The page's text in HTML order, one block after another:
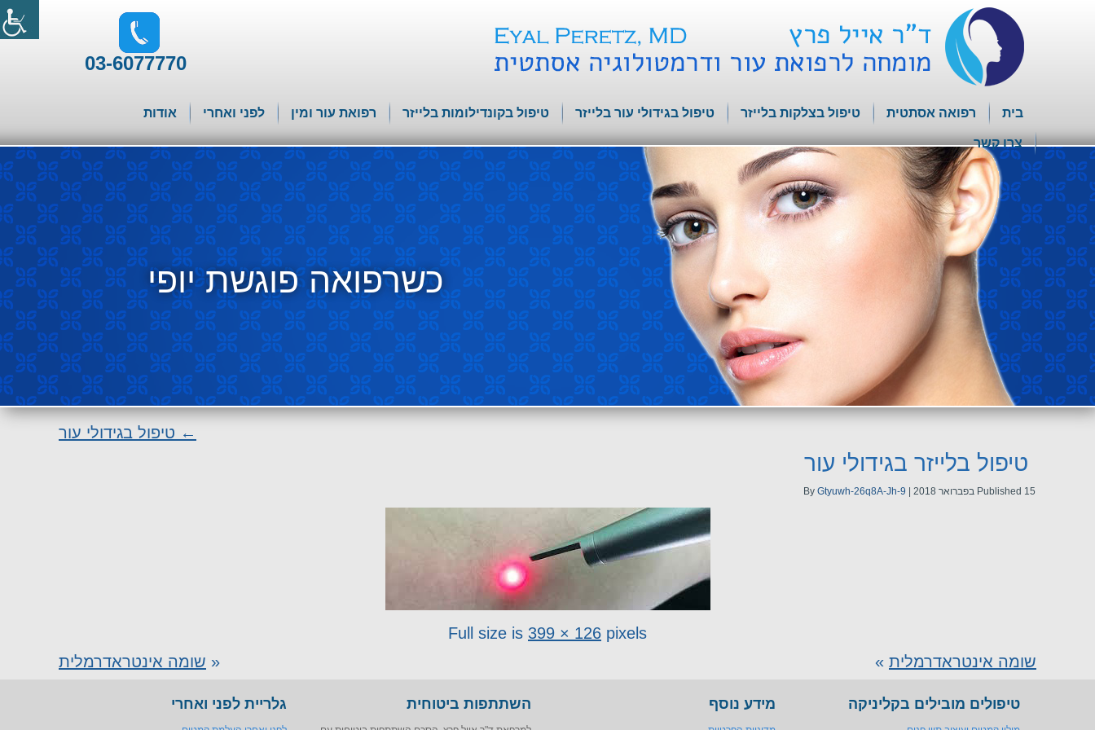
03-6077770
כשרפואה פוגשת יופי
בית רפואה אסתטית טיפול בצלקות בלייזר טיפול בגידולי עור בלייזר טיפול בקונדילומות בלייזר רפואת עור ומין לפני ואחרי אודות
צרו קשר
← טיפול בגידולי עור
טיפול בלייזר בגידולי עור
Published 15 בפברואר 2018 By Gtyuwh-26q8A-Jh-9
Full size is 399 × 126 pixels
שומה אינטראדרמלית »
« שומה אינטראדרמלית
טיפולים מובילים בקליניקה מידע נוסף השתתפות ביטוחית גלריית לפני ואחרי